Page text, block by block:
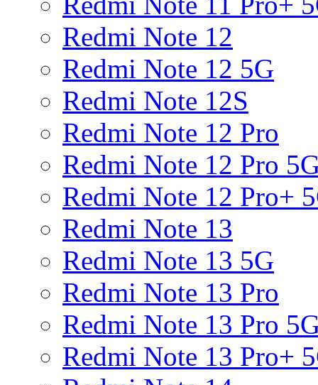
Redmi Note 12
Redmi Note 12 5G
Redmi Note 12S
Redmi Note 12 Pro
Redmi Note 12 Pro
Redmi Note 12 Pro+
Redmi Note 13
Redmi Note 13 5G
Redmi Note 13 Pro
Redmi Note 13 Pro
Redmi Note 13 Pro+